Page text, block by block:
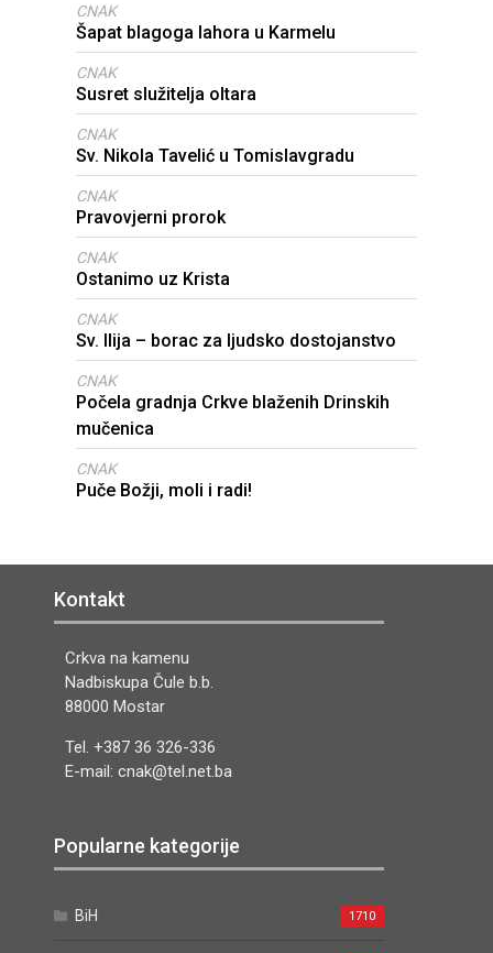
CNAK
Šapat blagoga lahora u Karmelu
CNAK
Susret služitelja oltara
CNAK
Sv. Nikola Tavelić u Tomislavgradu
CNAK
Pravovjerni prorok
CNAK
Ostanimo uz Krista
CNAK
Sv. Ilija – borac za ljudsko dostojanstvo
CNAK
Počela gradnja Crkve blaženih Drinskih
mučenica
CNAK
Puče Božji, moli i radi!
Kontakt
Crkva na kamenu
Nadbiskupa Čule b.b.
88000 Mostar
Tel. +387 36 326-336
E-mail: cnak@tel.net.ba
Popularne kategorije
BiH 1710